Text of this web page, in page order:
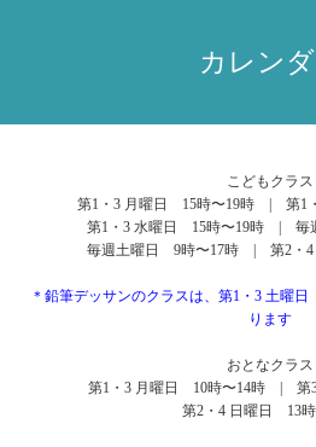
カレン
こどもクラス
第1・3 月曜日 15時〜19時 | 第1
第1・3 水曜日 15時〜19時 | 毎
毎週土曜日 9時〜17時 | 第2・4
＊鉛筆デッサンのクラスは、第1・3 土曜
ります
おとなクラス
第1・3 月曜日 10時〜14時 | 第
第2・4 日曜日 13時